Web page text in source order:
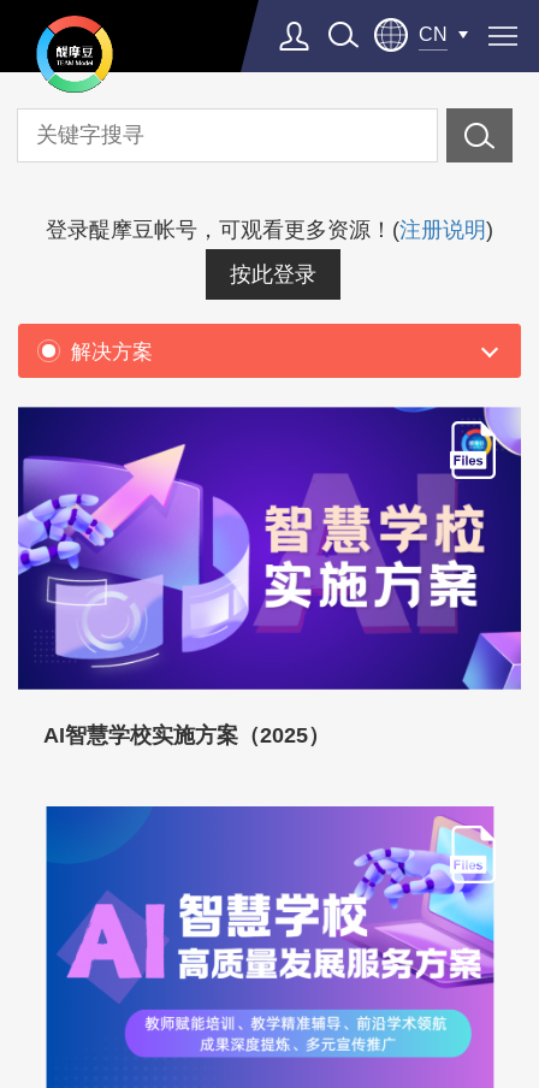
CN
资
登录醍摩豆帐号，可观看更多资源！(注册说明)
按此登录
解决方案
AI智慧学校实施方案（2025）